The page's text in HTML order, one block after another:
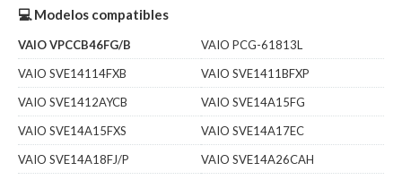
💻 Modelos compatibles
VAIO VPCCB46FG/B
VAIO PCG-61813L
VAIO SVE14114FXB
VAIO SVE1411BFXP
VAIO SVE1412AYCB
VAIO SVE14A15FG
VAIO SVE14A15FXS
VAIO SVE14A17EC
VAIO SVE14A18FJ/P
VAIO SVE14A26CAH